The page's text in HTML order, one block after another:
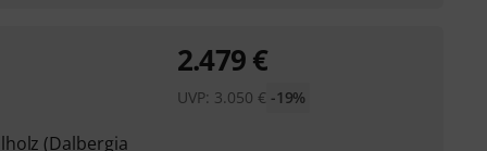
(Dalbergia
2.479€
UVP: 3.050 € -19%